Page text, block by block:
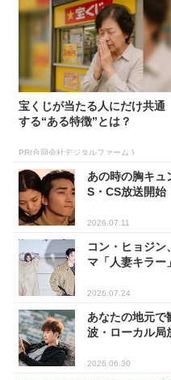
宝くじが当たる人にだけ共通
する“ある特徴”とは？
PR(合同会社デジタルファーム )
あの時の胸キ
S・CS放送開始
2026.07.11
コン・ヒョジン
マ「人妻キラー
2026.07.24
あなたの地元で
波・ローカル局
2026.06.30